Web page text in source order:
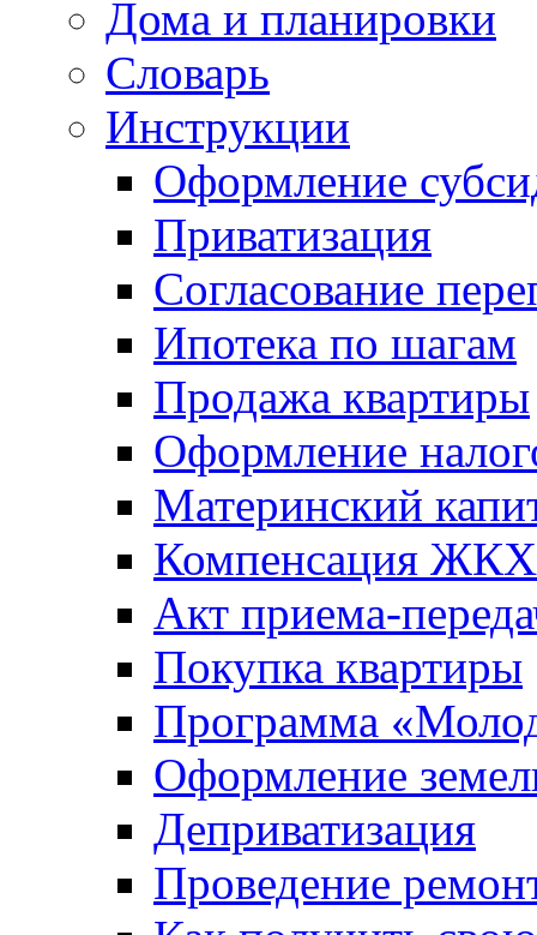
Дома и планировки
Словарь
Инструкции
Оформление
Приватизация
Согласование
Ипотека по шагам
Продажа квартиры
Оформление
Материнский
Компенсация ЖКХ
Акт приема-
Покупка квартиры
Программа
Оформление
Деприватизация
Проведение